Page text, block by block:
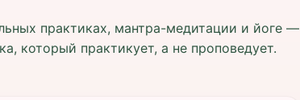
практиках, мантра-медитации и йоге —
который практикует, а не проповедует.